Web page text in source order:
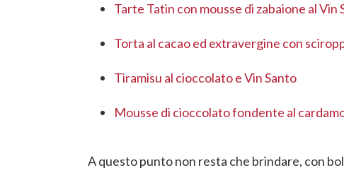
Tarte Tatin con mousse di zabaione al Vin
Torta al cacao ed extravergine con
Tiramisu al cioccolato e Vin Santo
Mousse di cioccolato fondente al
A questo punto non resta che brindare, con